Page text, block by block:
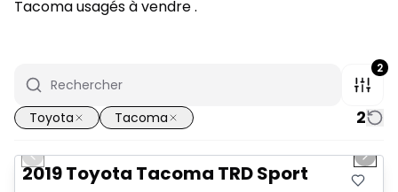
Tacoma usagés à vendre .
2
Toyota Tacoma 2
Vidéo disponible
Très bonne offre
Previous slide Next
2019 Toyota Tacoma TRD Sport